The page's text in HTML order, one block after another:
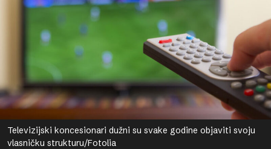
Televizijski koncesionari dužni su svake godine objaviti svoju
vlasničku strukturu/Fotolia